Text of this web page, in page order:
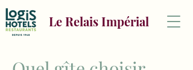
Le Relais Impérial